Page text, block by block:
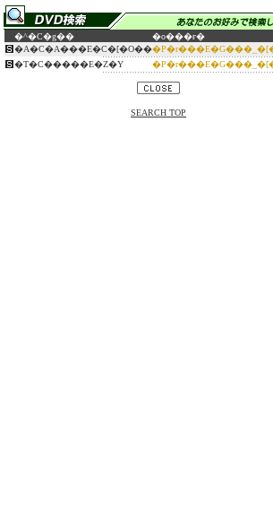
�^�C�g�� �o���ғ�
�A�C�A���E�C�[�O��
�T�C�����E�Z�Y
SEARCH TOP